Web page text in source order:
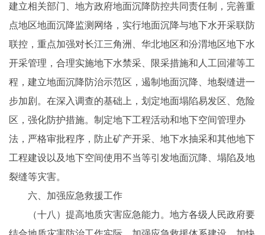
建立相关部门、地方政府地面沉降防控共同责任制，完善重
点地区地面沉降监测网络，实行地面沉降与地下水开采联防
联控，重点加强对长江三角洲、华北地区和汾渭地区地下水
开采管理，合理实施地下水禁采、限采措施和人工回灌等工
程，建立地面沉降防治示范区，遏制地面沉降、地裂缝进一
步加剧。在深入调查的基础上，划定地面塌陷易发区、危险
区，强化防护措施。制定地下工程活动和地下空间管理办
法，严格审批程序，防止矿产开采、地下水抽采和其他地下
工程建设以及地下空间使用不当等引发地面沉降、塌陷及地
裂缝等灾害。
六、加强应急救援工作
（十八）提高地质灾害应急能力。地方各级人民政府要